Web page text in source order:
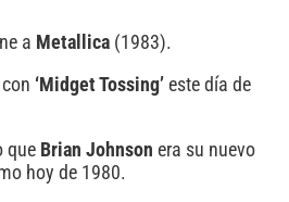
a Metallica (1983).
‘Midget Tossing’ este día de
que Brian Johnson era su nuevo
hoy de 1980.